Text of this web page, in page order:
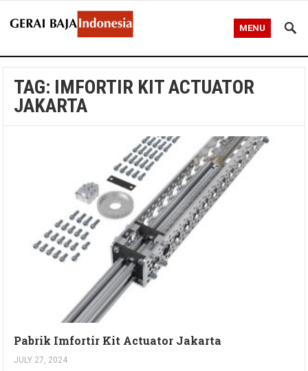
MENU
TAG: IMFORTIR KIT ACTUATOR
JAKARTA
Pabrik Imfortir Kit Actuator Jakarta
JULY 27, 2024